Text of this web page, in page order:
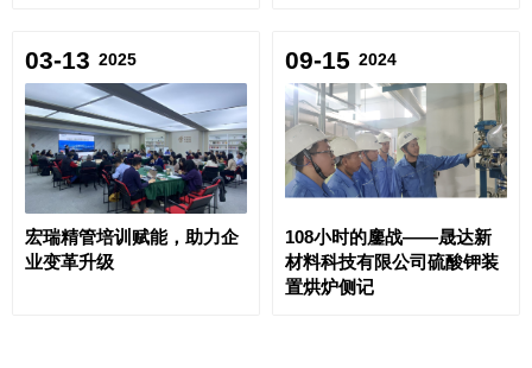
03-13 2025
宏瑞精管培训赋能，助力企
业变革升级
09-15 2024
108小时的鏖战——晟达新
材料科技有限公司硫酸钾装
置烘炉侧记